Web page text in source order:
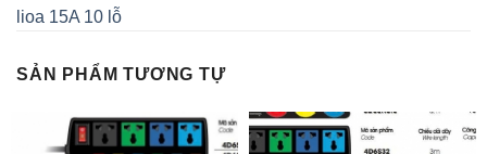
lioa 15A 10 lỗ
SẢN PHẨM TƯƠNG TỰ